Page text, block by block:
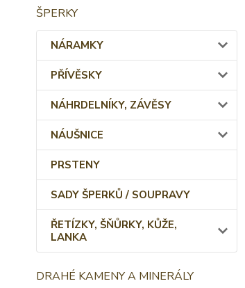
ŠPERKY
NÁRAMKY
PŘÍVĚSKY
NÁHRDELNÍKY, ZÁVĚSY
NÁUŠNICE
PRSTENY
SADY ŠPERKŮ / SOUPRAVY
ŘETÍZKY, ŠŇŮRKY, KŮŽE,
LANKA
DRAHÉ KAMENY A MINERÁLY